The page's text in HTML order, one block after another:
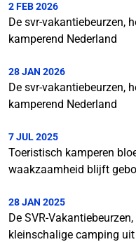
2 FEB 2026
De svr-vakantiebeurzen,
kamperend Nederland
28 JAN 2026
De svr-vakantiebeurzen,
kamperend Nederland
7 JUL 2025
Toeristisch kamperen
waakzaamheid blijft
28 JAN 2025
De SVR-
kleinschalige camping uit